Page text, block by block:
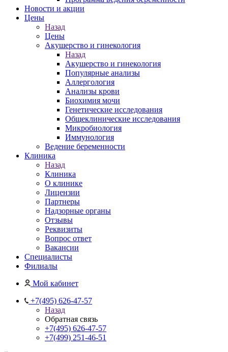
Новости и акции
Цены
Назад
Цены
Акушерство и гинекология
Назад
Акушерство и гинекология
Популярные анализы
Аллергология
Анализы крови
Биохимия мочи
Генетические исследования
Общеклинические исследования
Микробиология
Иммунология
Ведение беременности
Клиника
Назад
Клиника
О клинике
Лицензии
Партнеры
Надзорные органы
Отзывы
Реквизиты
Вопрос ответ
Вакансии
Специалисты
Филиалы
Мой кабинет
+7(495) 626-47-57
Назад
Обратная связь
+7(495) 626-47-57
+7(499) 251-46-51